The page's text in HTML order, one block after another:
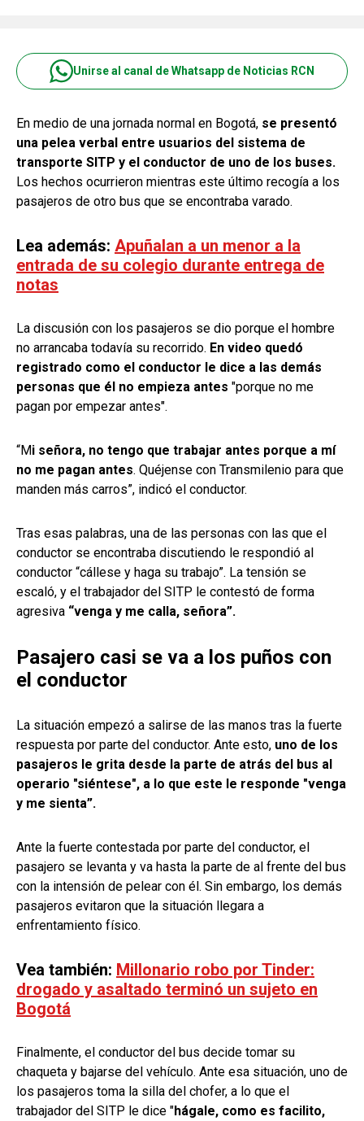
Unirse al canal de Whatsapp de Noticias RCN
En medio de una jornada normal en Bogotá, se presentó
una pelea verbal entre usuarios del sistema de
transporte SITP y el conductor de uno de los buses.
Los hechos ocurrieron mientras este último recogía a los
pasajeros de otro bus que se encontraba varado.
Lea además: Apuñalan a un menor a la
entrada de su colegio durante entrega de
notas
La discusión con los pasajeros se dio porque el hombre
no arrancaba todavía su recorrido. En video quedó
registrado como el conductor le dice a las demás
personas que él no empieza antes "porque no me
pagan por empezar antes".
“Mi señora, no tengo que trabajar antes porque a mí
no me pagan antes. Quéjense con Transmilenio para que
manden más carros”, indicó el conductor.
Tras esas palabras, una de las personas con las que el
conductor se encontraba discutiendo le respondió al
conductor “cállese y haga su trabajo”. La tensión se
escaló, y el trabajador del SITP le contestó de forma
agresiva “venga y me calla, señora”.
Pasajero casi se va a los puños con
el conductor
La situación empezó a salirse de las manos tras la fuerte
respuesta por parte del conductor. Ante esto, uno de los
pasajeros le grita desde la parte de atrás del bus al
operario "siéntese", a lo que este le responde "venga
y me sienta”.
Ante la fuerte contestada por parte del conductor, el
pasajero se levanta y va hasta la parte de al frente del bus
con la intensión de pelear con él. Sin embargo, los demás
pasajeros evitaron que la situación llegara a
enfrentamiento físico.
Vea también: Millonario robo por Tinder:
drogado y asaltado terminó un sujeto en
Bogotá
Finalmente, el conductor del bus decide tomar su
chaqueta y bajarse del vehículo. Ante esa situación, uno de
los pasajeros toma la silla del chofer, a lo que el
trabajador del SITP le dice "hágale, como es facilito,